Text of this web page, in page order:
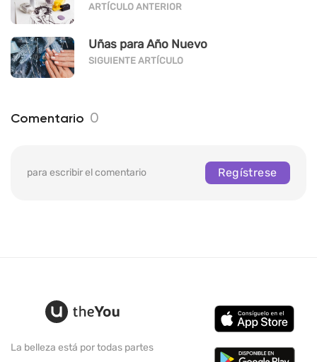
ARTÍCULO ANTERIOR
Uñas para Año Nuevo
SIGUIENTE ARTÍCULO
Comentario 0
para escribir el comentario Regístrese
La belleza está por todas partes